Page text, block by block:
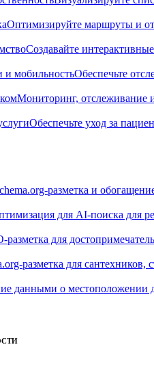
Оптимизируйте маршруты и
Создавайте
и мобильностьОбеспечьте
Мониторинг, отслеживание
Обеспечьте уход за
разметка и
для AI-поиска для
разметка для
разметка для
данными о местоположении